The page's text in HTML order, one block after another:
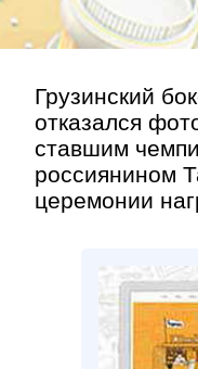
Грузинский
отказался
ставшим
россиянином
церемонии
Контакт»